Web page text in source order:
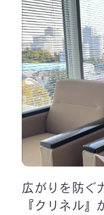
広がりを防ぐ
『クリネル』